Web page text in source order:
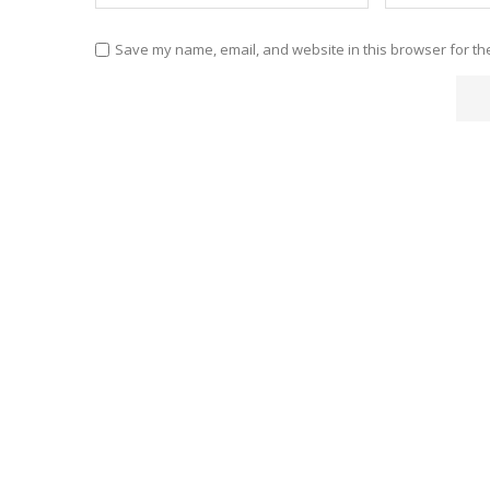
Save my name, email, and website in this browser for